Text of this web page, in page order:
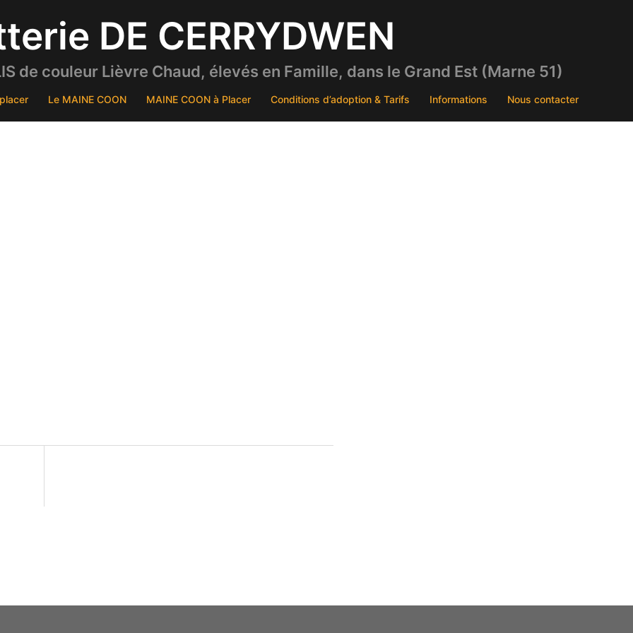
DE CERRYDWEN
de couleur Lièvre Chaud, élevés en Famille, dans le Grand Est (Marne 51)
Le MAINE COON MAINE COON à Placer Conditions d’adoption & Tarifs Informations Nous contacter